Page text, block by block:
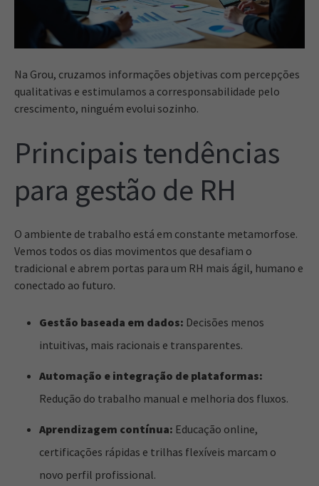
Na Grou, cruzamos informações objetivas com percepções
qualitativas e estimulamos a corresponsabilidade pelo
crescimento, ninguém evolui sozinho.
Principais tendências
para gestão de RH
O ambiente de trabalho está em constante metamorfose.
Vemos todos os dias movimentos que desafiam o
tradicional e abrem portas para um RH mais ágil, humano e
conectado ao futuro.
Gestão baseada em dados: Decisões menos
intuitivas, mais racionais e transparentes.
Automação e integração de plataformas:
Redução do trabalho manual e melhoria dos fluxos.
Aprendizagem contínua: Educação online,
certificações rápidas e trilhas flexíveis marcam o
novo perfil profissional.